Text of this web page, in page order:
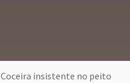
Coceira insistente no peito